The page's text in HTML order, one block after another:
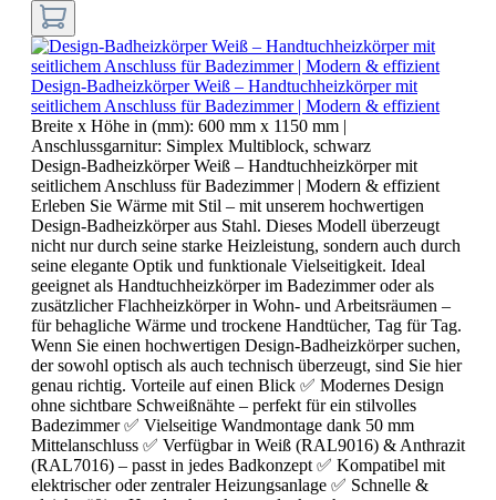
Design-Badheizkörper Weiß – Handtuchheizkörper mit
seitlichem Anschluss für Badezimmer | Modern & effizient
Breite x Höhe in (mm): 600 mm x 1150 mm |
Anschlussgarnitur: Simplex Multiblock, schwarz
Design-Badheizkörper Weiß – Handtuchheizkörper mit
seitlichem Anschluss für Badezimmer | Modern & effizient
Erleben Sie Wärme mit Stil – mit unserem hochwertigen
Design-Badheizkörper aus Stahl. Dieses Modell überzeugt
nicht nur durch seine starke Heizleistung, sondern auch durch
seine elegante Optik und funktionale Vielseitigkeit. Ideal
geeignet als Handtuchheizkörper im Badezimmer oder als
zusätzlicher Flachheizkörper in Wohn- und Arbeitsräumen –
für behagliche Wärme und trockene Handtücher, Tag für Tag.
Wenn Sie einen hochwertigen Design-Badheizkörper suchen,
der sowohl optisch als auch technisch überzeugt, sind Sie hier
genau richtig. Vorteile auf einen Blick ✅ Modernes Design
ohne sichtbare Schweißnähte – perfekt für ein stilvolles
Badezimmer ✅ Vielseitige Wandmontage dank 50 mm
Mittelanschluss ✅ Verfügbar in Weiß (RAL9016) & Anthrazit
(RAL7016) – passt in jedes Badkonzept ✅ Kompatibel mit
elektrischer oder zentraler Heizungsanlage ✅ Schnelle &